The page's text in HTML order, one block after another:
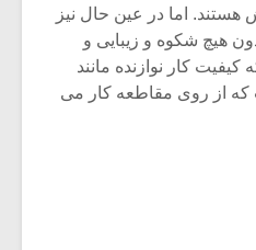
هستند. اما در عین حال نیز
هیچ شکوه و زیبایی و
کار نوازنده مانند
که از روی مقاطعه کار می
برگزار